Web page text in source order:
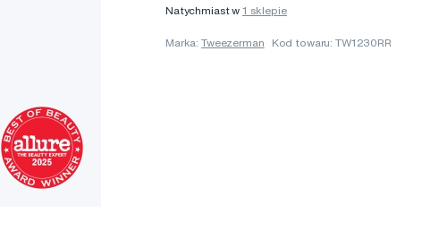
Natychmiast w1 sklepie
Marka:Tweezerman Kod towaru: TW1230RR